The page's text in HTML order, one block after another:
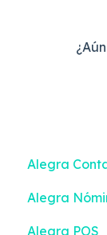
Alegra
Ingresos
Alegra
Nómina
Alegra POS